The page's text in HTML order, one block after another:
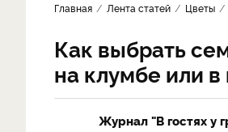
Главная Лента статей Цветы
Как выбрать
на клумбе или
Журнал "В гостях у